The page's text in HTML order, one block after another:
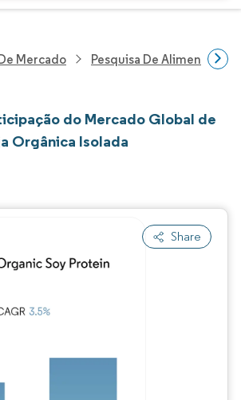
Mercado Pesquisa De Alimentos E
do Mercado Global de
Orgânica Isolada
Share